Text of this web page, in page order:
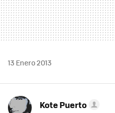
13 Enero 2013
Kote Puerto